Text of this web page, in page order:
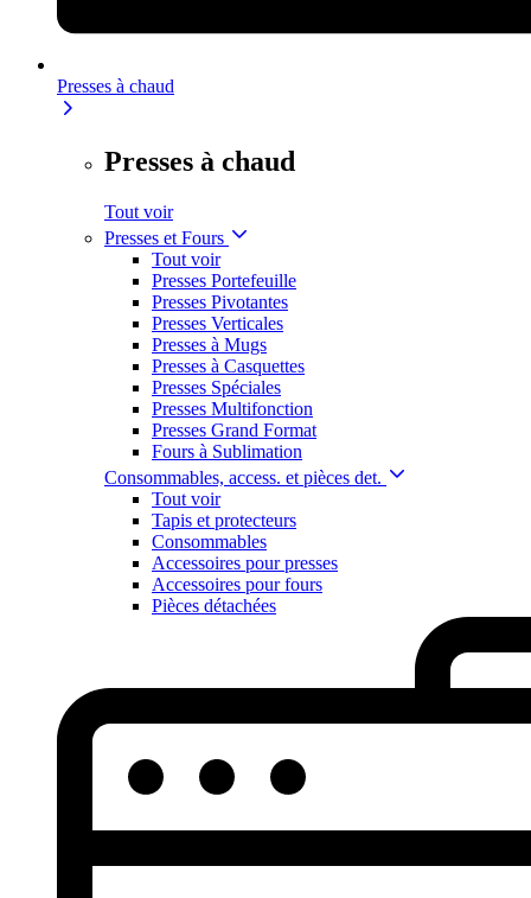
Presses à chaud
Presses à chaud
Tout voir
Presses et Fours
Tout voir
Presses Portefeuille
Presses Pivotantes
Presses Verticales
Presses à Mugs
Presses à Casquettes
Presses Spéciales
Presses Multifonction
Presses Grand Format
Fours à Sublimation
Consommables, access. et pièces det.
Tout voir
Tapis et protecteurs
Consommables
Accessoires pour presses
Accessoires pour fours
Pièces détachées